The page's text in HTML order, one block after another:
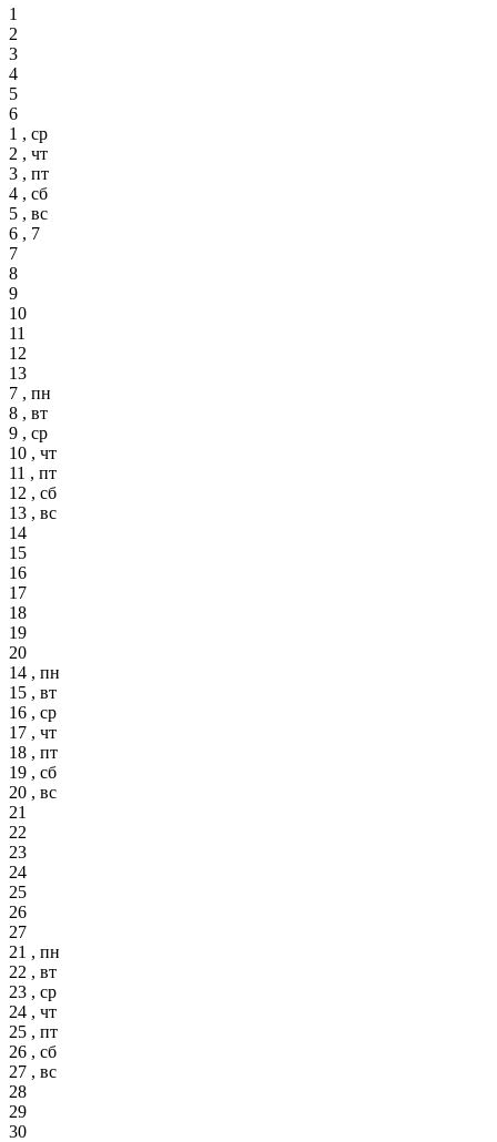
1
2
3
4
5
6
1 , ср
2 , чт
3 , пт
4 , сб
5 , вс
6 , 7
7
8
9
10
11
12
13
7 , пн
8 , вт
9 , ср
10 , чт
11 , пт
12 , сб
13 , вс
14
15
16
17
18
19
20
14 , пн
15 , вт
16 , ср
17 , чт
18 , пт
19 , сб
20 , вс
21
22
23
24
25
26
27
21 , пн
22 , вт
23 , ср
24 , чт
25 , пт
26 , сб
27 , вс
28
29
30